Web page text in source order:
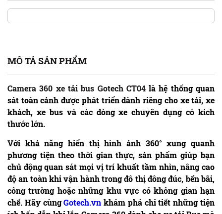
MÔ TẢ SẢN PHẨM
Camera 360 xe tải bus Gotech CT04là hệ thống quan
sát toàn cảnh được phát triển dành riêng cho xe tải, xe
khách, xe bus và các dòng xe chuyên dụng có kích
thước lớn.
Với khả năng hiển thị hình ảnh 360° xung quanh
phương tiện theo thời gian thực, sản phẩm giúp bạn
chủ động quan sát mọi vị trí khuất tầm nhìn, nâng cao
độ an toàn khi vận hành trong đô thị đông đúc, bến bãi,
công trường hoặc những khu vực có không gian hạn
chế. Hãy cùngGotech.vn khám phá chi tiết những tiện